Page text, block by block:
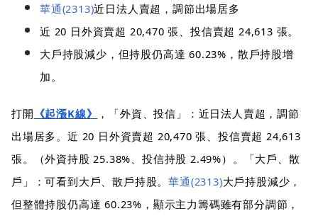
華通(2313)近日法人賣超，調節出場居多
近 20 日外資賣超 20,470 張、投信賣超 24,613 張。
大戶持股減少，但持股仍高達 60.23%，散戶持股增
加。
打開 《起漲K線》
，「外資、投信」：近日法人賣超，調節
出場居多。近 20 日外資賣超 20,470 張、投信賣超 24,613
張。（外資持股 25.38%、投信持股 2.49%）。「大戶、散
戶」：可看到大戶、散戶持股。華通(2313)大戶持股減少，
但整體持股仍高達 60.23%，顯示主力籌碼雖有部分調節，